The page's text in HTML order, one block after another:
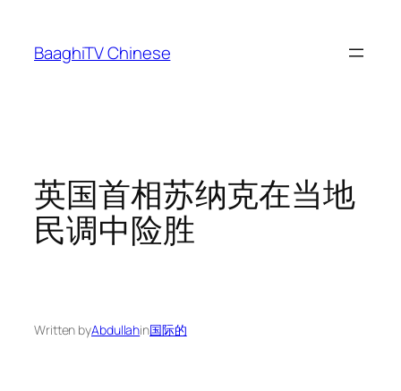
content
BaaghiTV Chinese
英国首相苏纳克在当地
民调中险胜
Written byAbdullahin国际的